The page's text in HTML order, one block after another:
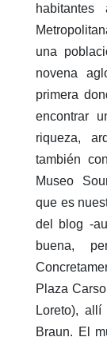
una
novena
primera
encontrar
riqueza,
también
Museo
que es
del blog -
buena,
Plaza
Loreto),
Braun. El